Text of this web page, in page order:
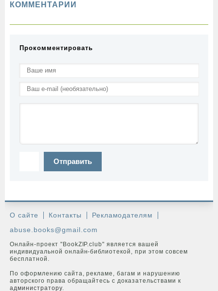
КОММЕНТАРИИ
Прокомментировать
Отправить
О сайте Контакты
Рекламодателям
abuse.books@gmail.com
Онлайн-проект "BookZIP.club" является вашей
индивидуальной онлайн-библиотекой, при этом совсем
бесплатной.
По оформлению сайта, рекламе, багам и нарушению
авторского права обращайтесь с доказательствами к
администратору.